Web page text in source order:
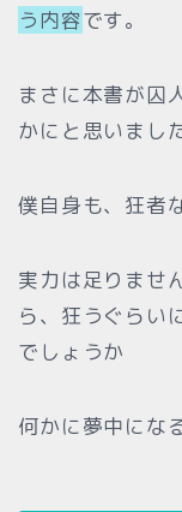
う内容です。
まさに本書が囚
かにと思いました
僕自身も、狂者
実力は足りませ
ら、狂うぐらい
でしょうか
何かに夢中にな